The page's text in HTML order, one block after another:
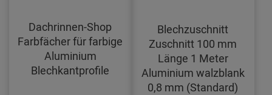
Dachrinnen-Shop
Farbfächer für farbige
Aluminium
Blechkantprofile
Blechzuschnitt
Zuschnitt 100 mm
Länge 1 Meter
Aluminium walzblank
0,8 mm (Standard)